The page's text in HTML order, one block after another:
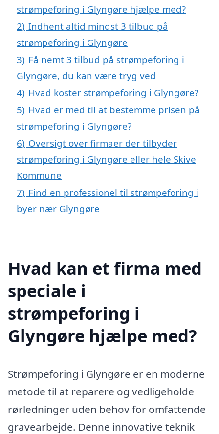
strømpeforing i Glyngøre hjælpe med?
2) Indhent altid mindst 3 tilbud på
strømpeforing i Glyngøre
3) Få nemt 3 tilbud på strømpeforing i
Glyngøre, du kan være tryg ved
4) Hvad koster strømpeforing i Glyngøre?
5) Hvad er med til at bestemme prisen på
strømpeforing i Glyngøre?
6) Oversigt over firmaer der tilbyder
strømpeforing i Glyngøre eller hele Skive
Kommune
7) Find en professionel til strømpeforing i
byer nær Glyngøre
Hvad kan et firma med
speciale i
strømpeforing i
Glyngøre hjælpe med?
Strømpeforing i Glyngøre er en moderne
metode til at reparere og vedligeholde
rørledninger uden behov for omfattende
gravearbejde. Denne innovative teknik